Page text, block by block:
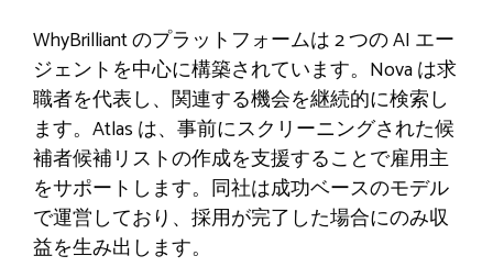
WhyBrilliant のプラットフォームは 2 つの AI エー
ジェントを中心に構築されています。Nova は求
職者を代表し、関連する機会を継続的に検索し
ます。Atlas は、事前にスクリーニングされた候
補者候補リストの作成を支援することで雇用主
をサポートします。同社は成功ベースのモデル
で運営しており、採用が完了した場合にのみ収
益を生み出します。